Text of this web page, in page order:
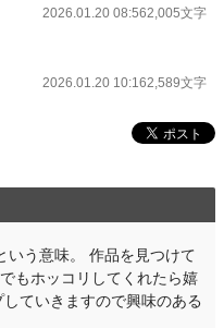
2026.01.20 08:562,005文字
2026.01.20 10:162,589文字
いう意味。 作品を見つけて
もホッコリしてくれたら嬉
ていきますので興味のある